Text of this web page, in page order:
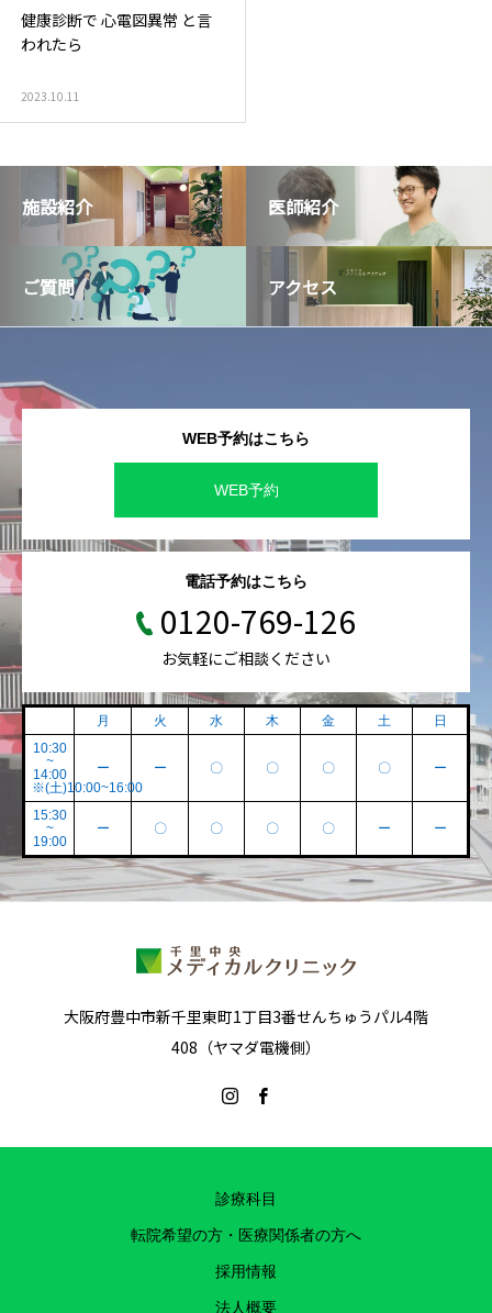
健康診断で 心電図異常 と言
われたら
2023.10.11
施設紹介 医師紹介
ご質問 アクセス
WEB予約はこちら
WEB予約
電話予約はこちら
0120-769-126
お気軽にご相談ください
月 火 水 木 金 土
日
10:30
~
14:00
※(土)10:00~16:00
ー ー 〇 〇 〇 〇 ー
15:30
~
19:00
ー 〇 〇 〇 〇 ー ー
大阪府豊中市新千里東町1丁目3番せんちゅうパル4階
408（ヤマダ電機側）
診療科目
転院希望の方・医療関係者の方へ
採用情報
法人概要